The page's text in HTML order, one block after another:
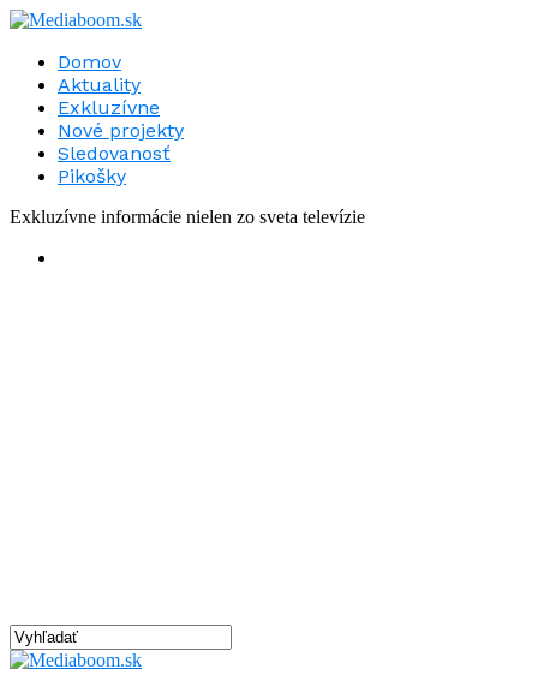
Domov
Aktuality
Exkluzívne
Nové projekty
Sledovanosť
Pikošky
Exkluzívne informácie nielen zo sveta televízie